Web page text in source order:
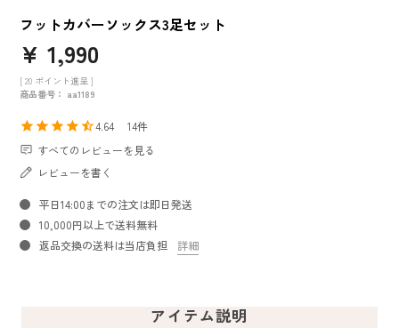
フットカバーソックス3足セット
¥ 1,990
[ 20 ポイント進呈 ]
商品番号
aa1189
4.64
14
すべてのレビューを見る
レビューを書く
平日14:00までの注文は即日発送
10,000円以上で送料無料
返品交換の送料は当店負担
詳細
アイテム説明